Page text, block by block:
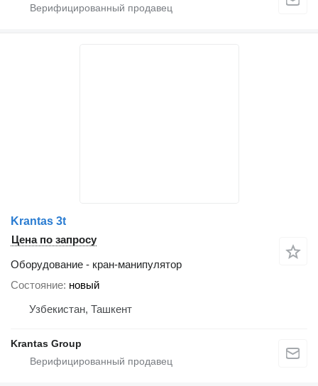
Krantas 3t
Цена по запросу
Оборудование - кран-манипулятор
Состояние новый
Узбекистан, Ташкент
Krantas Group